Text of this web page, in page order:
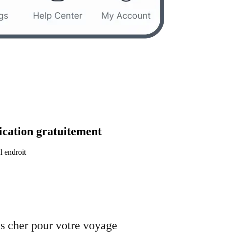
gratuitement
endroit
cher pour votre voyage